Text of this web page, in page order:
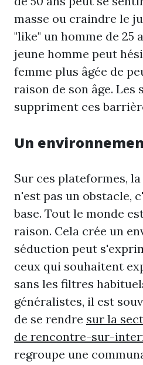
masse ou craindre le
"like" un homme de 25
jeune homme peut
femme plus âgée de
raison de son âge. Les
suppriment ces
Un
Sur ces plateformes,
n'est pas un obstacle,
base. Tout le monde
raison. Cela crée un
séduction peut
ceux qui souhaitent
sans les filtres
généralistes, il est
de se rendre sur la
de rencontre-sur-
regroupe une